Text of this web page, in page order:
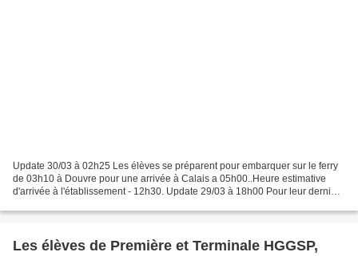
Update 30/03 à 02h25 Les élèves se préparent pour embarquer sur le ferry
de 03h10 à Douvre pour une arrivée à Calais a 05h00..Heure estimative
d'arrivée à l'établissement - 12h30. Update 29/03 à 18h00 Pour leur dernier
Les élèves de Première et Terminale HGGSP,